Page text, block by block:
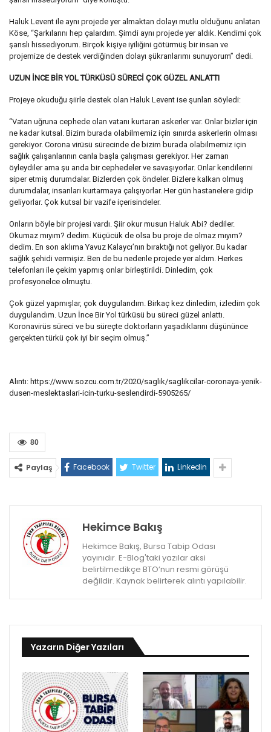
Haluk Levent ile aynı projede yer almaktan dolayı mutlu olduğunu anlatan
Köse, “Şarkılarını hep çalardım. Şimdi aynı projede yer aldık. Kendimi çok
şanslı hissediyorum. Birçok kişiye iyiliğini götürmüş bir insan ve
projemize de destek verdiğinden dolayı şükranlarımı sunuyorum” dedi.
UZUN İNCE BİR YOL TÜRKÜSÜ SÜRECİ ÇOK GÜZEL ANLATTI
Projeye okuduğu şiirle destek olan Haluk Levent ise şunları söyledi:
“Vatan uğruna cephede olan vatanı kurtaran askerler var. Onlar bizler için
ne kadar kutsal. Bizim burada olabilmemiz için sınırda askerlerin olması
gerekiyor. Corona virüsü sürecinde de bizim burada olabilmemiz için
sağlık çalışanlarının canla başla çalışması gerekiyor. Her zaman
öyleydiler ama şu anda bir cephedeler ve savaşıyorlar. Onlar kendilerini
siper etmiş durumdalar. Bizlerden çok öndeler. Bizlere kalkan olmuş
durumdalar, insanları kurtarmaya çalışıyorlar. Her gün hastanelere gidip
geliyorlar. Çok kutsal bir vazife içerisindeler.
Onların böyle bir projesi vardı. Şiir okur musun Haluk Abi? dediler.
Okumaz mıyım? dedim. Küçücük de olsa bu proje de olmaz mıyım?
dedim. En son aklıma Yavuz Kalaycı’nın bıraktığı not geliyor. Bu kadar
sağlık şehidi vermişiz. Ben de bu nedenle projede yer aldım. Herkes
telefonları ile çekim yapmış onlar birleştirildi. Dinledim, çok
profesyonelce olmuştu.
Çok güzel yapmışlar, çok duygulandım. Birkaç kez dinledim, izledim çok
duygulandım. Uzun İnce Bir Yol türküsü bu süreci güzel anlattı.
Koronavirüs süreci ve bu süreçte doktorların yaşadıklarını düşününce
gerçekten türkü çok iyi bir seçim olmuş.”
Alıntı: https://www.sozcu.com.tr/2020/saglik/saglikcilar-coronaya-yenik-
dusen-meslektaslari-icin-turku-seslendirdi-5905265/
80
Paylaş Facebook Twitter Linkedin
Hekimce Bakış
Hekimce Bakış, Bursa Tabip Odası
yayınıdır. E-Blog'taki yazılar aksi
belirtilmedikçe BTO’nun resmi görüşü
değildir. Kaynak belirterek alıntı yapılabilir.
Yazarın Diğer Yazıları